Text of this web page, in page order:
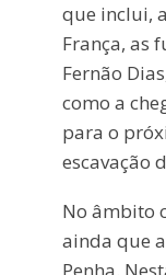
que inclui,
França, as
Fernão
como a
para o
escavação
No âmbito
ainda que